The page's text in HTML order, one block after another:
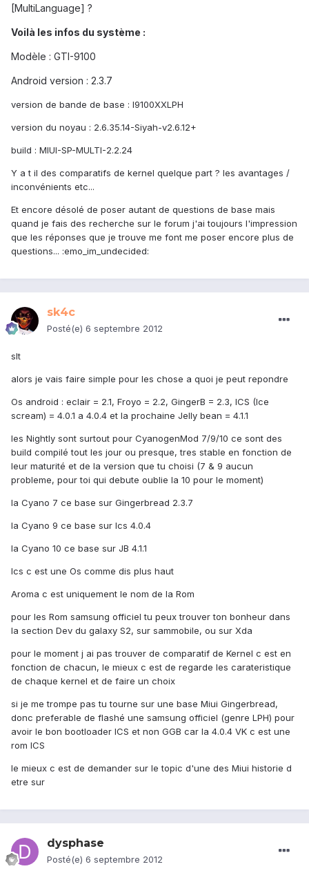
[MultiLanguage] ?
Voilà les infos du système :
Modèle : GTI-9100
Android version : 2.3.7
version de bande de base : I9100XXLPH
version du noyau : 2.6.35.14-Siyah-v2.6.12+
build : MIUI-SP-MULTI-2.2.24
Y a t il des comparatifs de kernel quelque part ? les avantages /
inconvénients etc...
Et encore désolé de poser autant de questions de base mais
quand je fais des recherche sur le forum j'ai toujours l'impression
que les réponses que je trouve me font me poser encore plus de
questions... :emo_im_undecided:
sk4c
Posté(e) 6 septembre 2012
slt
alors je vais faire simple pour les chose a quoi je peut repondre
Os android : eclair = 2.1, Froyo = 2.2, GingerB = 2.3, ICS (Ice
scream) = 4.0.1 a 4.0.4 et la prochaine Jelly bean = 4.1.1
les Nightly sont surtout pour CyanogenMod 7/9/10 ce sont des
build compilé tout les jour ou presque, tres stable en fonction de
leur maturité et de la version que tu choisi (7 & 9 aucun
probleme, pour toi qui debute oublie la 10 pour le moment)
la Cyano 7 ce base sur Gingerbread 2.3.7
la Cyano 9 ce base sur Ics 4.0.4
la Cyano 10 ce base sur JB 4.1.1
Ics c est une Os comme dis plus haut
Aroma c est uniquement le nom de la Rom
pour les Rom samsung officiel tu peux trouver ton bonheur dans
la section Dev du galaxy S2, sur sammobile, ou sur Xda
pour le moment j ai pas trouver de comparatif de Kernel c est en
fonction de chacun, le mieux c est de regarde les carateristique
de chaque kernel et de faire un choix
si je me trompe pas tu tourne sur une base Miui Gingerbread,
donc preferable de flashé une samsung officiel (genre LPH) pour
avoir le bon bootloader ICS et non GGB car la 4.0.4 VK c est une
rom ICS
le mieux c est de demander sur le topic d'une des Miui historie d
etre sur
dysphase
Posté(e) 6 septembre 2012